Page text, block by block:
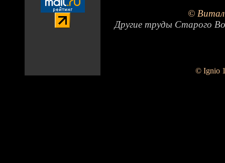
©
Другие труды Старого
© Ignio